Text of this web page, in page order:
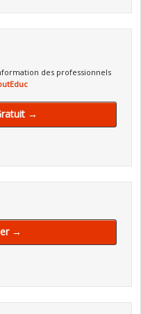
des professionnels
→
→